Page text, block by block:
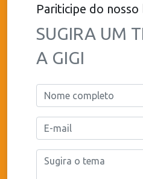
Pariticipe do nosso
SUGIRA UM
A GIGI